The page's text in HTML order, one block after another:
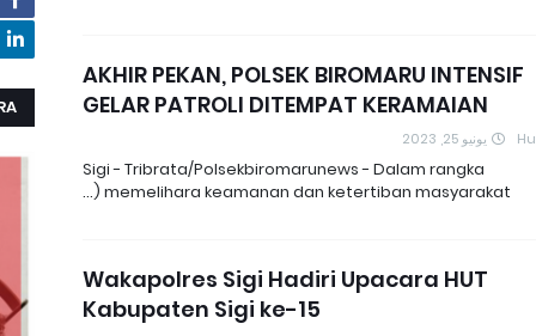
AKHIR PEKAN, POLSEK BIROMARU INTENSIF
GELAR PATROLI DITEMPAT KERAMAIAN
يونيو 25, 2023
Sigi - Tribrata/Polsekbiromarunews - Dalam rangka
memelihara keamanan dan ketertiban masyarakat (…
Wakapolres Sigi Hadiri Upacara HUT
Kabupaten Sigi ke-15